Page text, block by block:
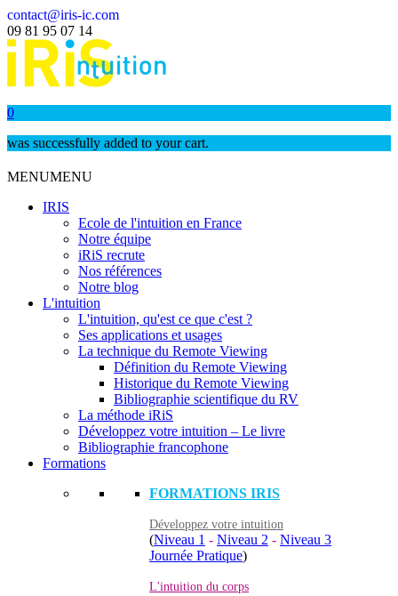
contact@iris-ic.com
09 81 95 07 14
0
was successfully added to your cart.
MENUMENU
IRIS
Ecole de l'intuition en France
Notre équipe
iRiS recrute
Nos références
Notre blog
L'intuition
L'intuition, qu'est ce que c'est ?
Ses applications et usages
La technique du Remote Viewing
Définition du Remote Viewing
Historique du Remote Viewing
Bibliographie scientifique du RV
La méthode iRiS
Développez votre intuition – Le livre
Bibliographie francophone
Formations
FORMATIONS IRIS
Développez votre intuition
(Niveau 1 - Niveau 2 - Niveau 3
Journée Pratique)
L'intuition du corps